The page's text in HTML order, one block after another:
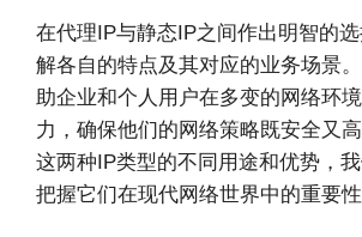
在代理IP与静态IP之间作出明智的
解各自的特点及其对应的业务场景
助企业和个人用户在多变的网络环
力，确保他们的网络策略既安全又
这两种IP类型的不同用途和优势，
把握它们在现代网络世界中的重要性